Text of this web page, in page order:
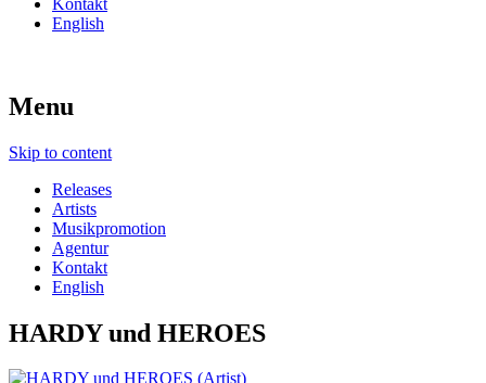
English
Menu
Skip to content
Releases
Artists
Musikpromotion
Agentur
Kontakt
English
HARDY und HEROES